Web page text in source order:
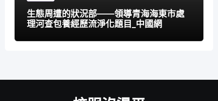
生態周遭的狀況部——領導青海海東市處
理河查包養經歷流淨化題目_中國網